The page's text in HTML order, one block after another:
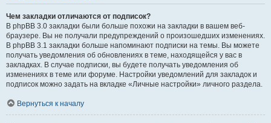
Чем закладки отличаются от подписок?
В phpBB 3.0 закладки были больше похожи на закладки в вашем веб-
браузере. Вы не получали предупреждений о произошедших изменениях.
В phpBB 3.1 закладки больше напоминают подписки на темы. Вы можете
получать уведомления об обновлениях в теме, находящейся у вас в
закладках. В случае подписки, вы будете получать уведомления об
изменениях в теме или форуме. Настройки уведомлений для закладок и
подписок можно задать на вкладке «Личные настройки» личного раздела.
Вернуться к началу